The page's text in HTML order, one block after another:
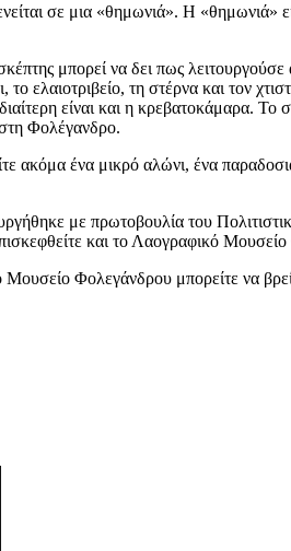
σε μια «θημωνιά». Η «θημωνιά»
μπορεί να δει πως
ελαιοτριβείο, τη στέρνα και τον
είναι και η κρεβατοκάμαρα. Το
Φολέγανδρο.
ακόμα ένα μικρό αλώνι, ένα
με πρωτοβουλία του
και το Λαογραφικό
Μουσείο Φολεγάνδρου μπορείτε να